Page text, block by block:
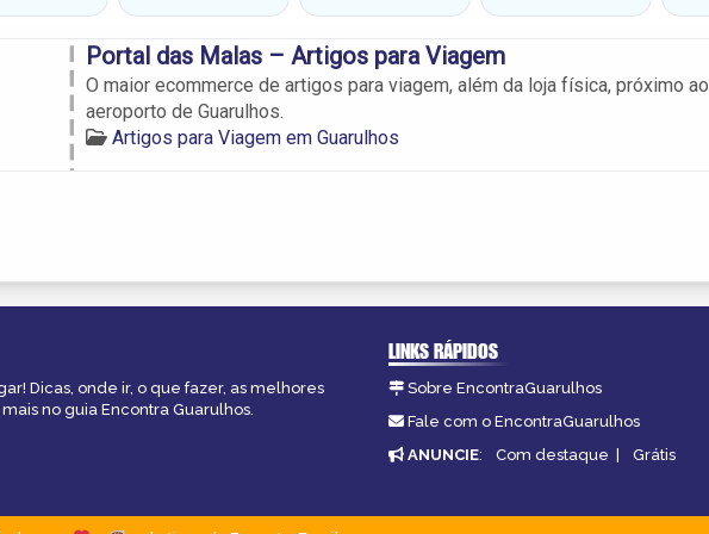
Portal das Malas – Artigos para Viagem
O maior ecommerce de artigos para viagem, além da loja física, próximo ao
aeroporto de Guarulhos.
Artigos para Viagem em Guarulhos
Dicas, onde ir, o que fazer, as melhores
no guia Encontra Guarulhos.
LINKS RÁPIDOS
Sobre EncontraGuarulhos
Fale com o EncontraGuarulhos
ANUNCIE: Com destaque | Grátis